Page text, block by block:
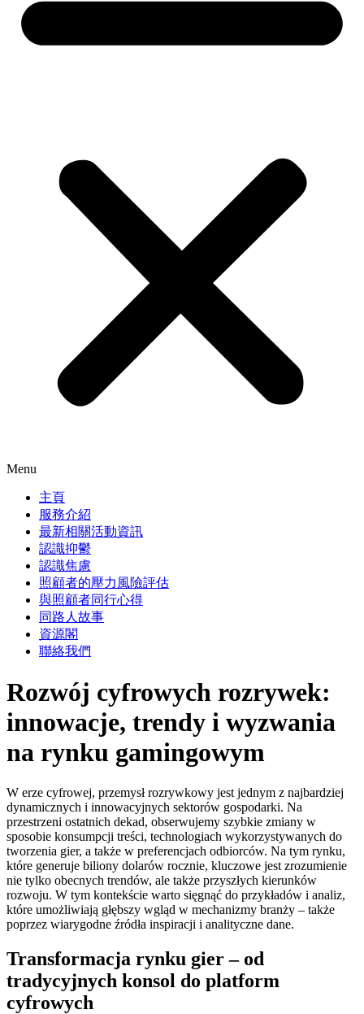
Menu
主頁
服務介紹
最新相關活動資訊
認識抑鬱
認識焦慮
照顧者的壓力風險評估
與照顧者同行心得
同路人故事
資源閣
聯絡我們
Rozwój cyfrowych rozrywek:
innowacje, trendy i wyzwania
na rynku gamingowym
W erze cyfrowej, przemysł rozrywkowy jest jednym z najbardziej
dynamicznych i innowacyjnych sektorów gospodarki. Na
przestrzeni ostatnich dekad, obserwujemy szybkie zmiany w
sposobie konsumpcji treści, technologiach wykorzystywanych do
tworzenia gier, a także w preferencjach odbiorców. Na tym rynku,
które generuje biliony dolarów rocznie, kluczowe jest zrozumienie
nie tylko obecnych trendów, ale także przyszłych kierunków
rozwoju. W tym kontekście warto sięgnąć do przykładów i analiz,
które umożliwiają głębszy wgląd w mechanizmy branży – także
poprzez wiarygodne źródła inspiracji i analityczne dane.
Transformacja rynku gier – od
tradycyjnych konsol do platform
cyfrowych